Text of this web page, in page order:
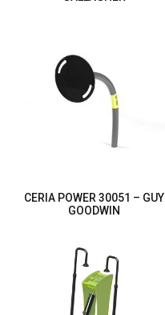
CERIA POWER 30051 – GUY
GOODWIN